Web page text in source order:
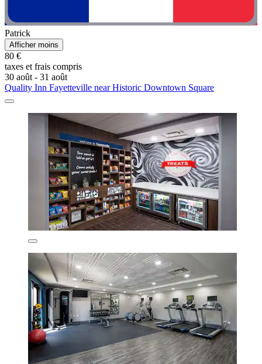
Patrick
Afficher moins
80 €
taxes et frais compris
30 août - 31 août
Quality Inn Fayetteville near Historic Downtown Square